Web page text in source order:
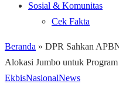
Sosial & Komunitas
Cek Fakta
Beranda » DPR Sahkan
Alokasi Jumbo untuk
EkbisNasionalNews